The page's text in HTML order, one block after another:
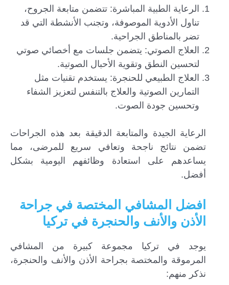
الرعاية الطبية المباشرة: تتضمن متابعة الجروح،
تناول الأدوية الموصوفة، وتجنب الأنشطة التي قد
تضر بالمناطق الجراحية.
العلاج الصوتي: يتضمن جلسات مع أخصائي صوتي
لتحسين النطق وتقوية الأحبال الصوتية.
العلاج الطبيعي للحنجرة: يستخدم تقنيات مثل
التمارين الصوتية والعلاج بالتنفس لتعزيز الشفاء
وتحسين جودة الصوت.
الرعاية الجيدة والمتابعة الدقيقة بعد هذه الجراحات
تضمن نتائج ناجحة وتعافي سريع للمرضى، مما
يساعدهم على استعادة وظائفهم اليومية بشكل
أفضل.
افضل المشافي المختصة في جراحة
الأذن والأنف والحنجرة في تركيا
يوجد في تركيا مجموعة كبيرة من المشافي
المرموقة والمختصة بجراحة الأذن والأنف والحنجرة،
نذكر منهم: